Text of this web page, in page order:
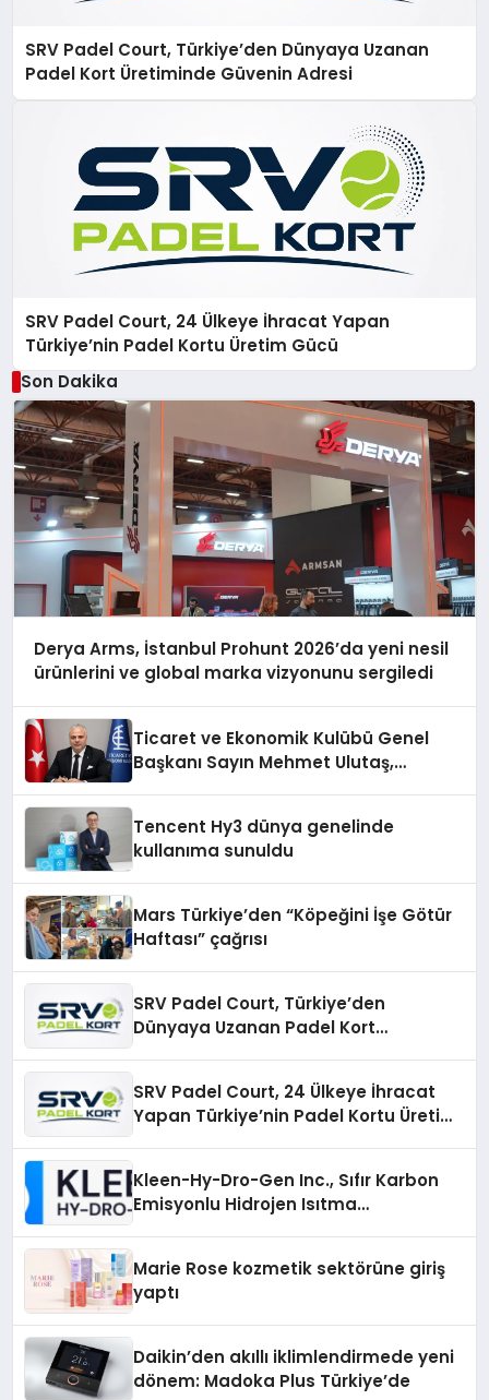
SRV Padel Court, Türkiye’den Dünyaya Uzanan
Padel Kort Üretiminde Güvenin Adresi
SRV Padel Court, 24 Ülkeye İhracat Yapan
Türkiye’nin Padel Kortu Üretim Gücü
Son Dakika
Derya Arms, İstanbul Prohunt 2026’da yeni nesil
ürünlerini ve global marka vizyonunu sergiledi
Ticaret ve Ekonomik Kulübü Genel
Başkanı Sayın Mehmet Ulutaş,
Tencent Hy3 dünya genelinde
kullanıma sunuldu
Mars Türkiye’den “Köpeğini İşe Götür
Haftası” çağrısı
SRV Padel Court, Türkiye’den
Dünyaya Uzanan Padel Kort
SRV Padel Court, 24 Ülkeye İhracat
Yapan Türkiye’nin Padel Kortu Üretim
Kleen-Hy-Dro-Gen Inc., Sıfır Karbon
Emisyonlu Hidrojen Isıtma
Marie Rose kozmetik sektörüne giriş
yaptı
Daikin’den akıllı iklimlendirmede yeni
dönem: Madoka Plus Türkiye’de